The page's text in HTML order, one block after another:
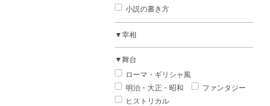
小説の書き方
▼宰相
▼舞台
ローマ・ギリシャ風
明治・大正・昭和
ファンタジー
ヒストリカル